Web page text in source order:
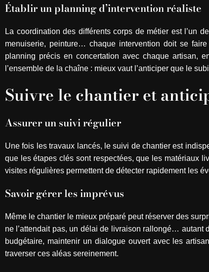
Établir un planning d’intervention réaliste
La coordination des différents corps de métier est l’un
menuiserie, peinture… chaque intervention doit se
planning précis en concertation avec chaque artisan,
l’ensemble de la chaîne : mieux vaut l’anticiper que le
Suivre le chantier et
Assurer un suivi régulier
Une fois les travaux lancés, le suivi de chantier est
que les étapes clés sont respectées, que les matériaux
visites régulières permettent de détecter rapidement les
Savoir gérer les imprévus
Même le chantier le mieux préparé peut réserver des
ne l’attendait pas, un délai de livraison rallongé… autant
budgétaire, maintenir un dialogue ouvert avec les
traverser ces aléas sereinement.